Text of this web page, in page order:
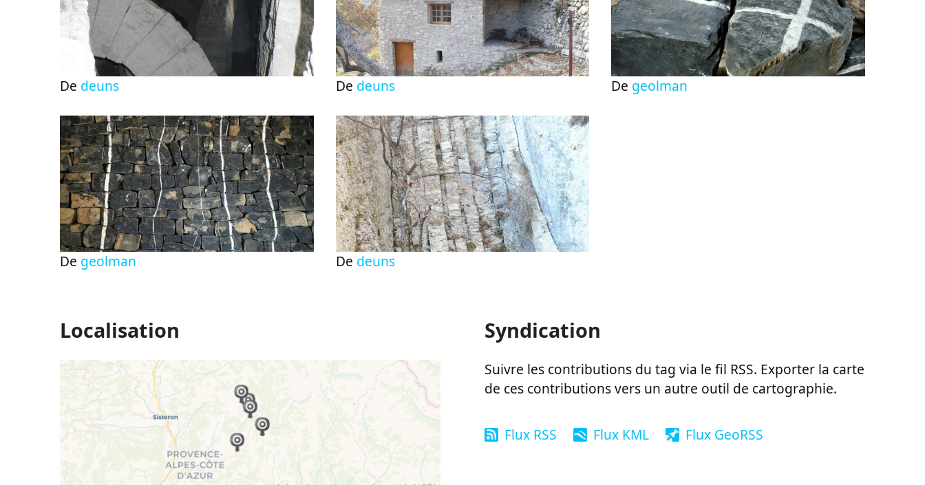
De deuns De deuns De geolman
De geolman De deuns
Localisation Syndication
Suivre les contributions du tag via le fil RSS. Exporter la carte
de ces contributions vers un autre outil de cartographie.
Flux RSS Flux KML Flux GeoRSS